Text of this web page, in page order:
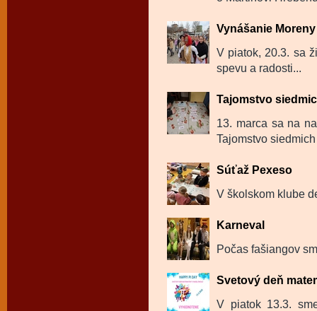
Vynášanie
V piatok, 20.3. sa
spevu a radosti...
Tajomstvo
13. marca sa na
Tajomstvo
Súťaž Pexeso
V školskom klube
Karneval
Počas fašiangov
Svetový deň
V piatok 13.3.